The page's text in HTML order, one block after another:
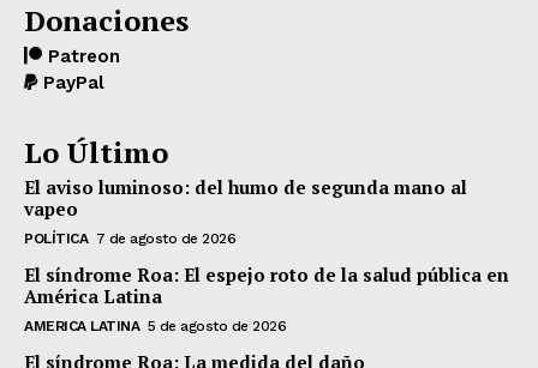
Donaciones
Patreon
PayPal
Lo Último
El aviso luminoso: del humo de segunda mano al
vapeo
POLÍTICA 7 de agosto de 2026
El síndrome Roa: El espejo roto de la salud pública en
América Latina
AMERICA LATINA 5 de agosto de 2026
El síndrome Roa: La medida del daño